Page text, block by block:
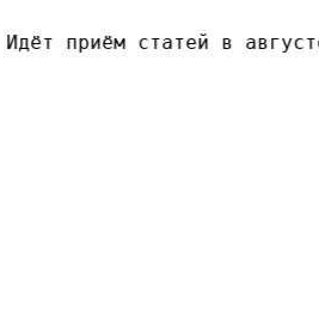
Идёт приём статей в